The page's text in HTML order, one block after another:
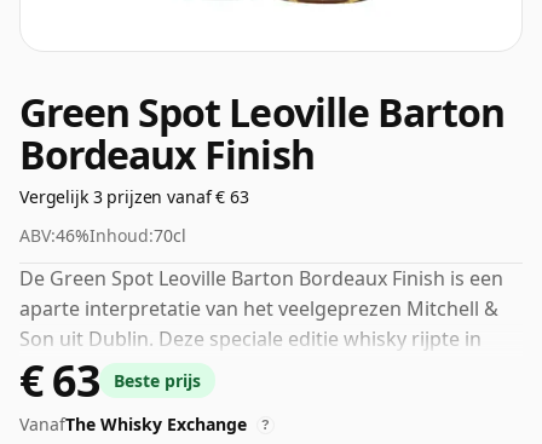
Green Spot Leoville Barton
Bordeaux Finish
Vergelijk 3 prijzen vanaf € 63
ABV:46%Inhoud:70cl
De Green Spot Leoville Barton Bordeaux Finish is een
aparte interpretatie van het veelgeprezen Mitchell &
Son uit Dublin. Deze speciale editie whisky rijpte in
bourbon- en oloroso-sherryvaten voordat hij een
laatste stint kreeg in de barriques van Château Léoville
Barton. Het presenteert een verleidelijk aroma van
€ 63
Beste prijs
VanafThe Whisky Exchange ?